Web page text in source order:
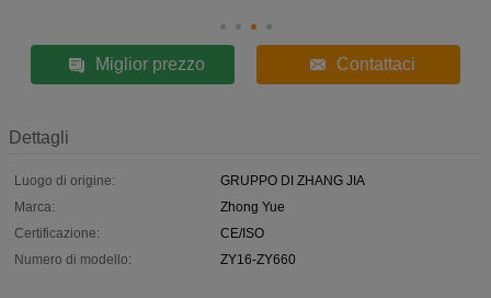
Miglior prezzo Contattaci
Dettagli
Luogo di origine:
GRUPPO DI ZHANG JIA
Marca:
Zhong Yue
Certificazione:
CE/ISO
Numero di modello:
ZY16-ZY660